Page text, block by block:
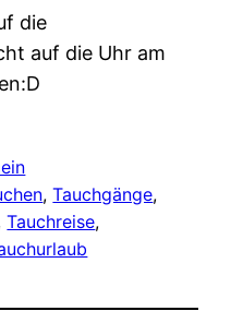
die
auf die Uhr am
, Tauchgänge
Tauchreise